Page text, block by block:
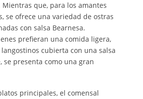
que, para los amantes
se ofrece una variedad de ostras
con salsa Bearnesa.
prefieran una comida ligera,
cubierta con una salsa
se presenta como una gran
principales, el comensal